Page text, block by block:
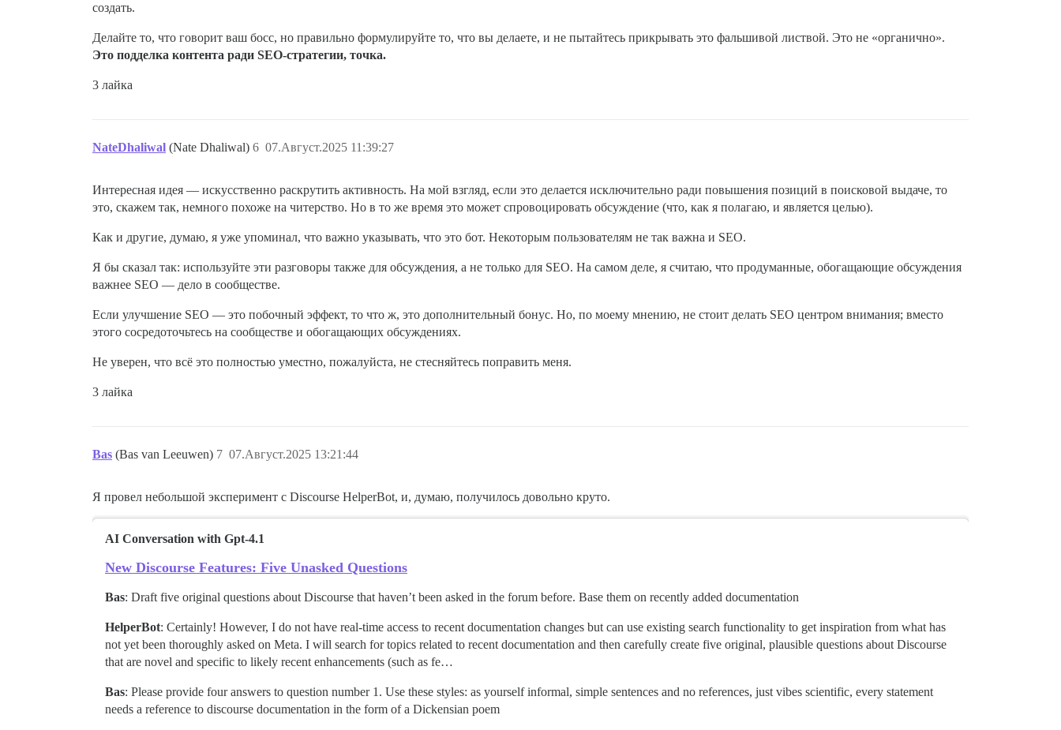
создать.
Делайте то, что говорит ваш босс, но правильно формулируйте то, что вы делаете, и не пытайтесь прикрывать это фальшивой листвой. Это не «органично».
Это подделка контента ради SEO-стратегии, точка.
3 лайка
NateDhaliwal (Nate Dhaliwal) 07.Август.2025 11:39:27
6
Интересная идея — искусственно раскрутить активность. На мой взгляд, если это делается исключительно ради повышения позиций в поисковой выдаче, то
это, скажем так, немного похоже на читерство. Но в то же время это может спровоцировать обсуждение (что, как я полагаю, и является целью).
Как и другие, думаю, я уже упоминал, что важно указывать, что это бот. Некоторым пользователям не так важна и SEO.
Я бы сказал так: используйте эти разговоры также для обсуждения, а не только для SEO. На самом деле, я считаю, что продуманные, обогащающие обсуждения
важнее SEO — дело в сообществе.
Если улучшение SEO — это побочный эффект, то что ж, это дополнительный бонус. Но, по моему мнению, не стоит делать SEO центром внимания; вместо
этого сосредоточьтесь на сообществе и обогащающих обсуждениях.
Не уверен, что всё это полностью уместно, пожалуйста, не стесняйтесь поправить меня.
3 лайка
Bas (Bas van Leeuwen) 07.Август.2025 13:21:44
7
Я провел небольшой эксперимент с Discourse HelperBot, и, думаю, получилось довольно круто.
AI Conversation with Gpt-4.1
New Discourse Features: Five Unasked Questions
Bas: Draft five original questions about Discourse that haven’t been asked in the forum before. Base them on recently added documentation
HelperBot: Certainly! However, I do not have real-time access to recent documentation changes but can use existing search functionality to get inspiration from what has
not yet been thoroughly asked on Meta. I will search for topics related to recent documentation and then carefully create five original, plausible questions about Discourse
that are novel and specific to likely recent enhancements (such as fe…
Bas: Please provide four answers to question number 1. Use these styles: as yourself informal, simple sentences and no references, just vibes scientific, every statement
needs a reference to discourse documentation in the form of a Dickensian poem